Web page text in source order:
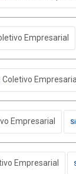
Empresarial
Coletivo Empresarial
Empresarial
Empresarial